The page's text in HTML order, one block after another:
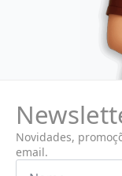
Novidades,
email.
Nome